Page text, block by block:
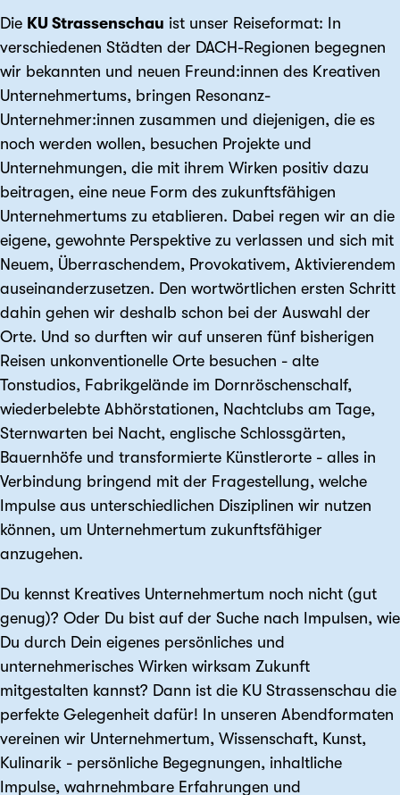
Die KU Strassenschau ist unser Reiseformat: In
verschiedenen Städten der DACH-Regionen begegnen
wir bekannten und neuen Freund:innen des Kreativen
Unternehmertums, bringen Resonanz-
Unternehmer:innen zusammen und diejenigen, die es
noch werden wollen, besuchen Projekte und
Unternehmungen, die mit ihrem Wirken positiv dazu
beitragen, eine neue Form des zukunftsfähigen
Unternehmertums zu etablieren. Dabei regen wir an die
eigene, gewohnte Perspektive zu verlassen und sich mit
Neuem, Überraschendem, Provokativem, Aktivierendem
auseinanderzusetzen. Den wortwörtlichen ersten Schritt
dahin gehen wir deshalb schon bei der Auswahl der
Orte. Und so durften wir auf unseren fünf bisherigen
Reisen unkonventionelle Orte besuchen - alte
Tonstudios, Fabrikgelände im Dornröschenschalf,
wiederbelebte Abhörstationen, Nachtclubs am Tage,
Sternwarten bei Nacht, englische Schlossgärten,
Bauernhöfe und transformierte Künstlerorte - alles in
Verbindung bringend mit der Fragestellung, welche
Impulse aus unterschiedlichen Disziplinen wir nutzen
können, um Unternehmertum zukunftsfähiger
anzugehen.
Du kennst Kreatives Unternehmertum noch nicht (gut
genug)? Oder Du bist auf der Suche nach Impulsen, wie
Du durch Dein eigenes persönliches und
unternehmerisches Wirken wirksam Zukunft
mitgestalten kannst? Dann ist die KU Strassenschau die
perfekte Gelegenheit dafür! In unseren Abendformaten
vereinen wir Unternehmertum, Wissenschaft, Kunst,
Kulinarik - persönliche Begegnungen, inhaltliche
Impulse, wahrnehmbare Erfahrungen und